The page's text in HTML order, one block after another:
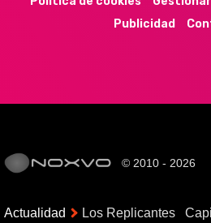
Publicidad
© 2010 - 2026
Actualidad Los Replicantes